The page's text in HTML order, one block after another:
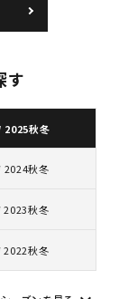
・ロングスリーブ
ブラックスウェット
す
2025秋冬
2024秋冬
2023秋冬
2022秋冬